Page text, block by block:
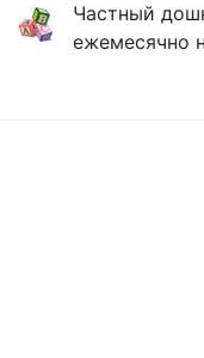
Частный
ежемесячно